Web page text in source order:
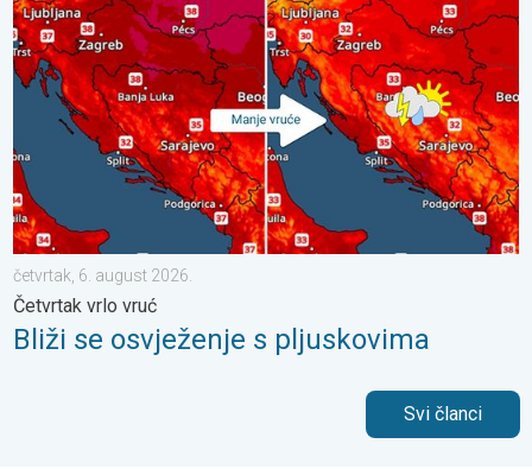
četvrtak, 6. august 2026.
Četvrtak vrlo vruć
Bliži se osvježenje s pljuskovima
Svi članci